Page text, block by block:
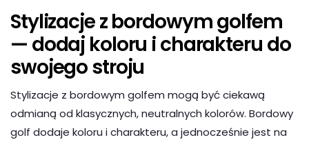
Stylizacje z bordowym golfem
— dodaj koloru i charakteru do
swojego stroju
Stylizacje z bordowym golfem mogą być ciekawą
odmianą od klasycznych, neutralnych kolorów. Bordowy
golf dodaje koloru i charakteru, a jednocześnie jest na